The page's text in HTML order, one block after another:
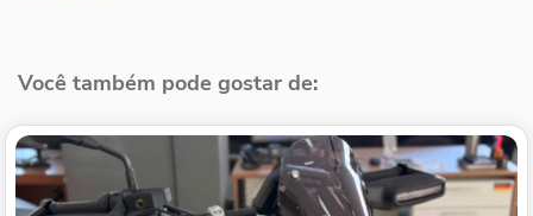
Você também pode gostar de: